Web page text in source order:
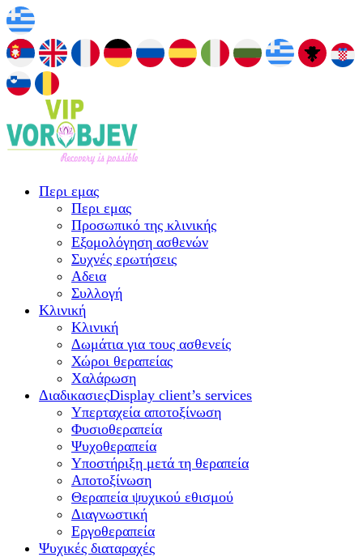
Περι εμας
Περι εμας
Προσωπικό της κλινικής
Εξομολόγηση ασθενών
Συχνές ερωτήσεις
Αδεια
Συλλογή
Κλινική
Κλινική
Δωμάτια για τους ασθενείς
Χώροι θεραπείας
Χαλάρωση
ΔιαδικασιεςDisplay client’s services
Υπερταχεία αποτοξίνωση
Φυσιοθεραπεία
Ψυχοθεραπεία
Υποστήριξη μετά τη θεραπεία
Αποτοξίνωση
Θεραπεία ψυχικού εθισμού
Διαγνωστική
Εργοθεραπεία
Ψυχικές διαταραχές